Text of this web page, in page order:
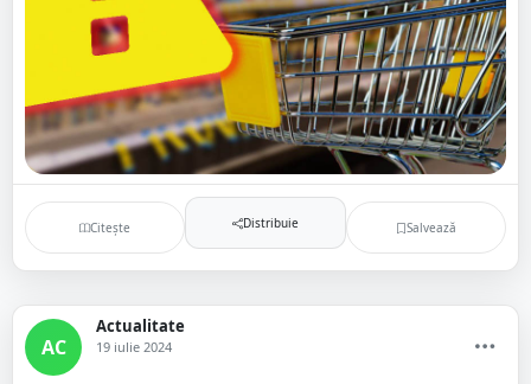
Citește Distribuie Salvează
AC
Actualitate
19 iulie 2024